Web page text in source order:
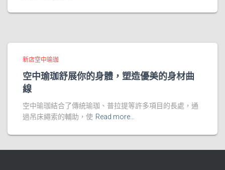
新店空中瑜珈
空中瑜珈舒展你的身體，塑造優美的身材曲
線
空中瑜珈結合了傳統瑜珈、普拉提等許多項目的長處，通
過吊床繩索的輔助，使 Read more…